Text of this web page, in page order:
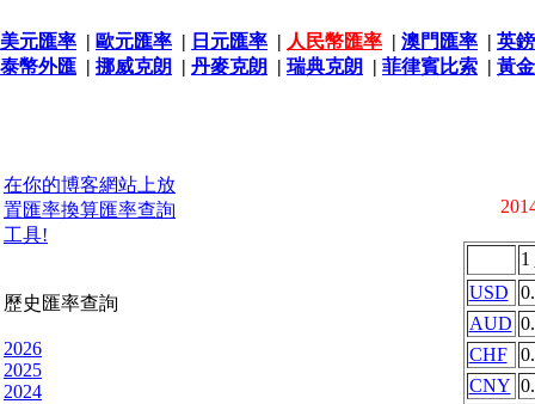
美元匯率 | 歐元匯率 | 日元匯率 | 人民幣匯率 | 澳門匯率 | 英
泰幣外匯 | 挪威克朗 | 丹麥克朗 | 瑞典克朗 | 菲律賓比索 | 黃
在你的博客網站上放
置匯率換算匯率查詢
工具!
歷史匯率查詢
2026
2025
2024
1
USD
AUD
CHF
CNY